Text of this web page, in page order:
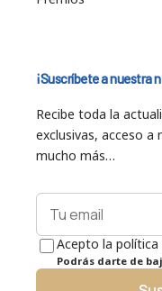
¡Suscríbete a nuestra
Recibe toda la
exclusivas, acceso a
mucho más…
Acepto la política
Podrás darte de